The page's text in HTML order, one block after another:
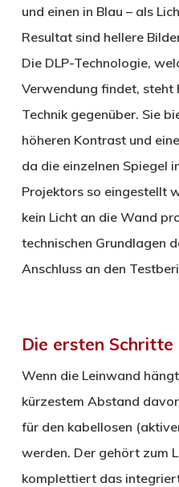
und einen in Blau – als
Resultat sind hellere
Die DLP-Technologie,
Verwendung findet, steht
Technik gegenüber. Sie
höheren Kontrast und
da die einzelnen Spiegel
Projektors so eingestellt
kein Licht an die Wand
technischen Grundlagen
Anschluss an den
Die ersten Schritte
Wenn die Leinwand
kürzestem Abstand
für den kabellosen
werden. Der gehört zum
komplettiert das